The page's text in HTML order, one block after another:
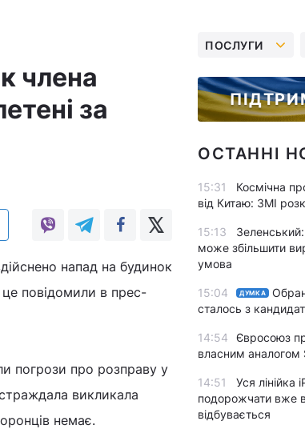
члена
за
напад на будинок
це повідомили в прес-
погрози про розправу у
викликала
немає.
ПОСЛУГИ
ОСТАННІ
15:31
Космічна
від Китаю: ЗМІ
15:13
може збільшити
умова
15:04 ДУМКА
сталось з
14:54
Євросоюз
власним аналогом
14:51
Уся
подорожчати вже
відбувається